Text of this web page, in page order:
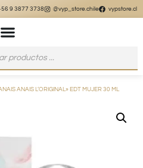
@vyp_store.chile vypstore.cl
ANAIS L’ORIGINAL» EDT MUJER 30 ML